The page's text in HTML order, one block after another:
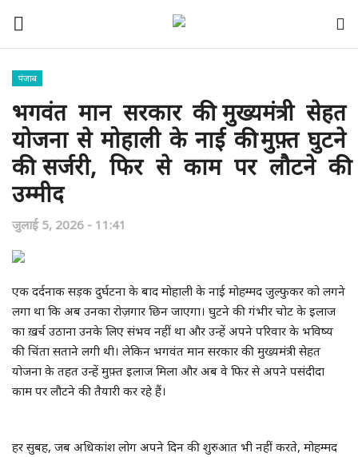
डंकाराम का घर
केंद्र
पंजाब
हरियाणा
उत्तराखंड
अन्य राज्य
मौसम के हाल
पंजाब
भगवंत मान सरकार की मुख्यमंत्री सेहत
योजना से मोहाली के नाई की मुफ़्त घुटने
की सर्जरी, फिर से काम पर लौटने की
उम्मीद
जुलाई 5, 2026 - 11:41
एक दर्दनाक सड़क दुर्घटना के बाद मोहाली के नाई मोहम्मद जुल्फुकर को लगने
लगा था कि अब उनका रोज़गार छिन जाएगा। घुटने की गंभीर चोट के इलाज
का ख़र्च उठाना उनके लिए संभव नहीं था और उन्हें अपने परिवार के भविष्य
की चिंता सताने लगी थी। लेकिन भगवंत मान सरकार की मुख्यमंत्री सेहत
योजना के तहत उन्हें मुफ़्त इलाज मिला और अब वे फिर से अपने पसंदीदा
काम पर लौटने की तैयारी कर रहे हैं।
हर सुबह, जब अधिकांश लोग अपने दिन की शुरुआत भी नहीं करते, मोहम्मद